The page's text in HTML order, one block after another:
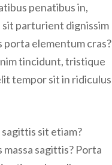
penatibus in,
sit parturient dignissim
porta elementum cras?
tincidunt, tristique
tempor sit in ridiculus
sit etiam?
sagittis? Porta